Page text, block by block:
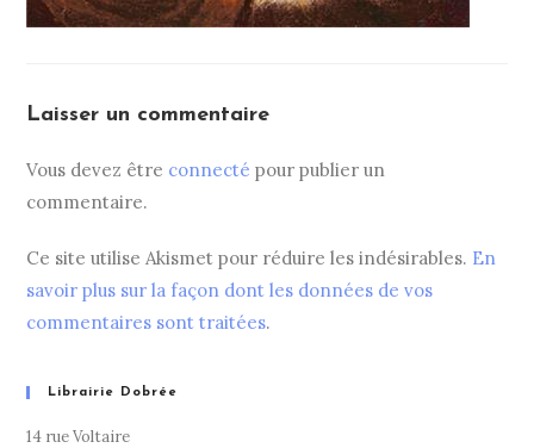
Laisser un commentaire
Vous devez être connecté pour publier un
commentaire.
Ce site utilise Akismet pour réduire les indésirables. En
savoir plus sur la façon dont les données de vos
commentaires sont traitées.
Librairie Dobrée
14 rue Voltaire